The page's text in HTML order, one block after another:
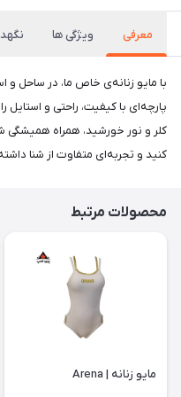
معرفی ویژگی ها
با مایو زنانه‌ی خاص ما، در ساحل و
پارچه‌ای با کیفیت، راحتی و استایل
کلر و نور خورشید، همراه همیشگی
کنید و تجربه‌ای متفاوت از شنا
محصولات مرتبط
مایو زنانه | Arena